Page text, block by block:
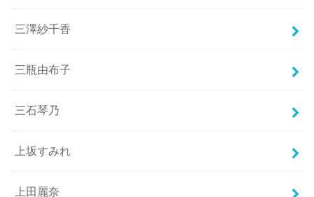
三澤紗千香
三瓶由布子
三石琴乃
上坂すみれ
上田麗奈